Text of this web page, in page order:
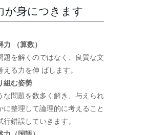
が身につきます
（算数）
題を解くのではなく、良質な文
る力を伸 ばします。
組む姿勢
な問題を数多く解き、与えられ
に整理して論理的に考えること
錯誤していきます。